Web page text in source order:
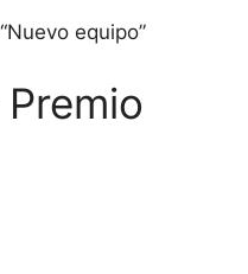
equipo”